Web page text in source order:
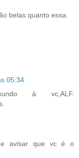
belas quanto essa.
05:34
à vc,ALF.
e avisar que vc é o